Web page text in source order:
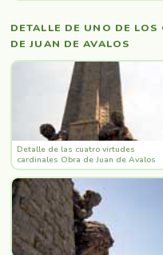
DETALLE DE UNO DE
DE JUAN DE AVALOS
Detalle de las cuatro virtudes
cardinales Obra de Juan de Avalos